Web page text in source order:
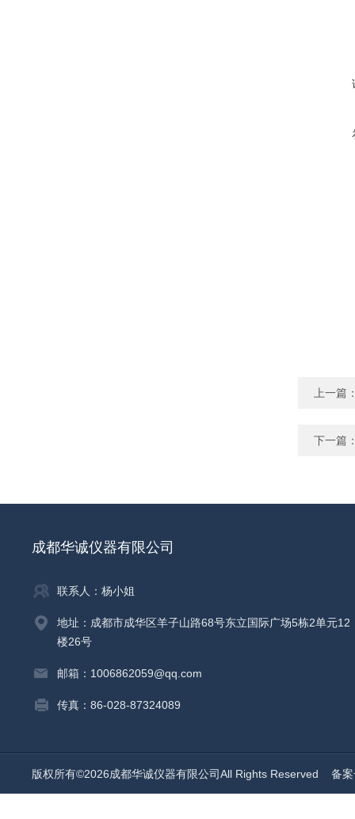
上一篇
下一篇
成都华诚仪器有限公司
联系人：杨小姐
地址：成都市成华区羊子山路68号东立国际广场5栋2单元12
楼26号
邮箱：1006862059@qq.com
传真：86-028-87324089
版权所有©2026成都华诚仪器有限公司All Rights Reserved 备